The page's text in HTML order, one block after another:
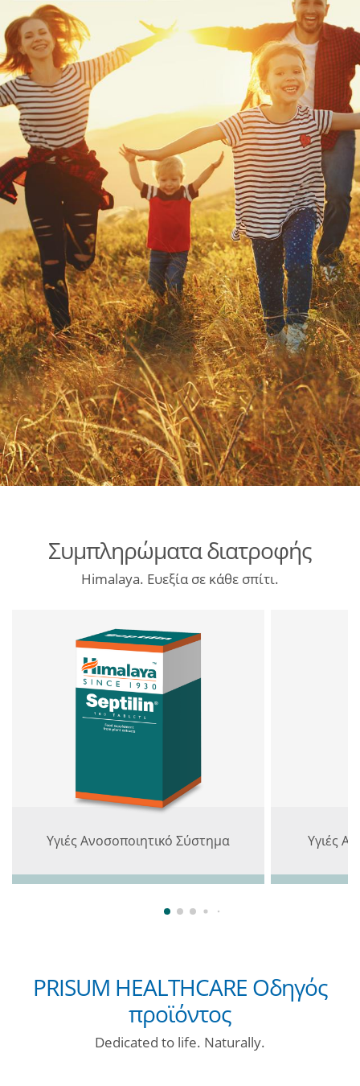
Συμπληρώματα διατροφής
Himalaya. Ευεξία σε κάθε σπίτι.
Υγιές Ανοσοποιητικό Σύστημα Υγιές
PRISUM HEALTHCARE Οδηγός
προϊόντος
Dedicated to life. Naturally.